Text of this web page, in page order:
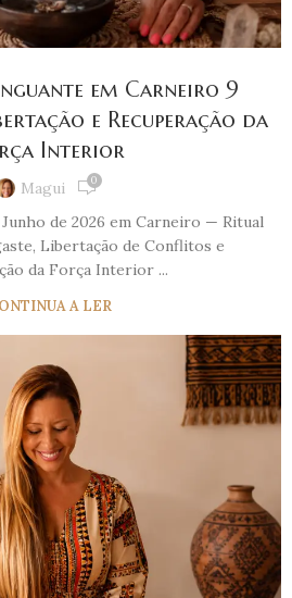
em Carneiro 9
e Recuperação da
Interior
Magui 0
de 2026 em Carneiro — Ritual
Libertação de Conflitos e
da Força Interior ...
A LER